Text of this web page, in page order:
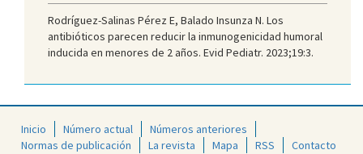
Rodríguez-Salinas Pérez E, Balado Insunza N. Los
antibióticos parecen reducir la inmunogenicidad humoral
inducida en menores de 2 años. Evid Pediatr. 2023;19:3.
Inicio Número actual
Números anteriores
Normas de publicación
La revista Mapa RSS Contacto